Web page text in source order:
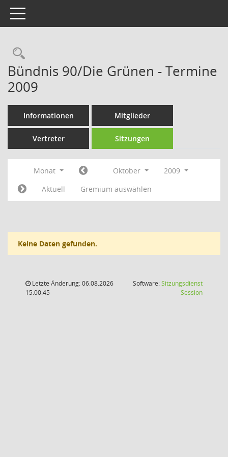
Toggle navigation
Rechercheauswahl
Bündnis 90/Die Grünen - Termine
2009
Informationen Mitglieder
Vertreter Sitzungen
Monat Oktober
2009
Aktuell
Gremium auswählen
Keine Daten gefunden.
Letzte Änderung: 06.08.2026
15:00:45
Software:Sitzungsdienst
Session(Wird in